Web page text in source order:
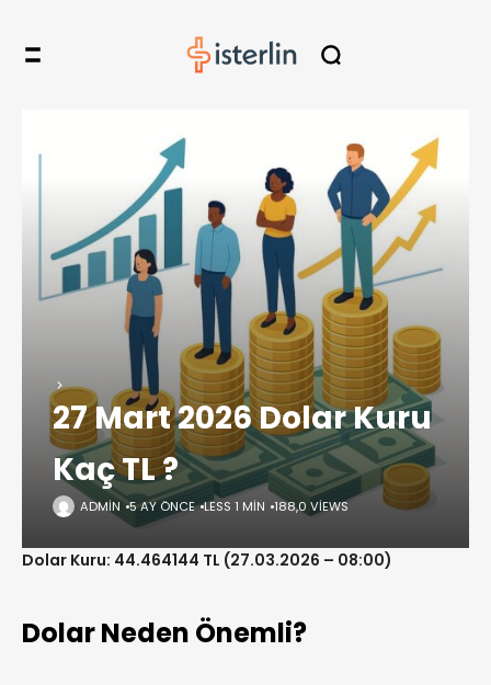
27 Mart 2026 Dolar Kuru
Kaç TL ?
ADMIN 5 AY ÖNCE LESS 1 MIN 188,0 VIEWS
Dolar Kuru: 44.464144 TL (27.03.2026 – 08:00)
Dolar Neden Önemli?